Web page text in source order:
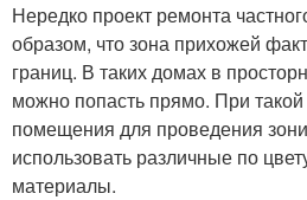
Нередко проект ремонта
образом, что зона прихожей
границ. В таких домах в
можно попасть прямо. При
помещения для проведения
использовать различные по
материалы.